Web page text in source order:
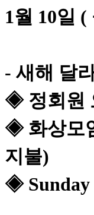
1월 10일 (
- 새해 달
◈ 정회원
◈ 화상모
지불)
◈